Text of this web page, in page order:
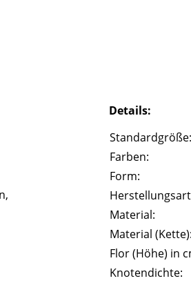
Details:
Standardgröße:
Farben:
Form:
Material:
Material (Kette):
Flor (Höhe) in
Knotendichte: